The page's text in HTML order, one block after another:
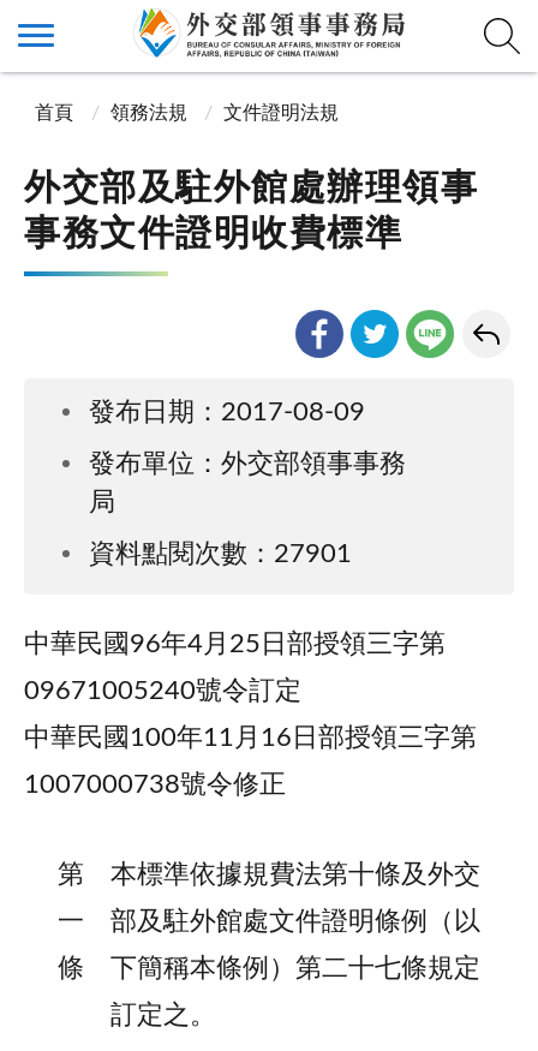
首頁 領務法規 文件證明法規
外交部及駐外館處辦理領事
事務文件證明收費標準
發布日期：2017-08-09
發布單位：外交部領事事務
局
資料點閱次數：27901
中華民國96年4月25日部授領三字第
09671005240號令訂定
中華民國100年11月16日部授領三字第
1007000738號令修正
第
一
條
本標準依據規費法第十條及外交
部及駐外館處文件證明條例（以
下簡稱本條例）第二十七條規定
訂定之。